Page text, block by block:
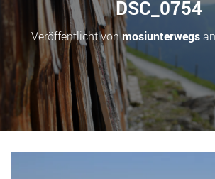
DSC_0754
Veröffentlicht vonmosiunterwegs